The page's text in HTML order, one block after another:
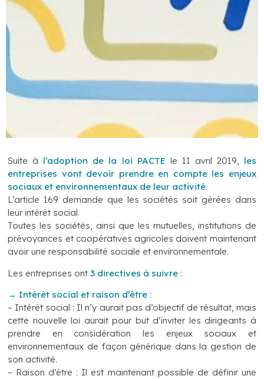
Suite à l’adoption de la loi PACTE le 11 avril 2019, les
entreprises vont devoir prendre en compte les enjeux
sociaux et environnementaux de leur activité.
L’article 169 demande que les sociétés soit gérées dans
leur intérêt social.
Toutes les sociétés, ainsi que les mutuelles, institutions de
prévoyances et coopératives agricoles doivent maintenant
avoir une responsabilité sociale et environnementale.
Les entreprises ont3 directives à suivre :
→ Intérêt social et raison d’être :
– Intérêt social : Il n’y aurait pas d’objectif de résultat, mais
cette nouvelle loi aurait pour but d’inviter les dirigeants à
prendre en considération les enjeux sociaux et
environnementaux de façon générique dans la gestion de
son activité.
– Raison d’être : Il est maintenant possible de définir une